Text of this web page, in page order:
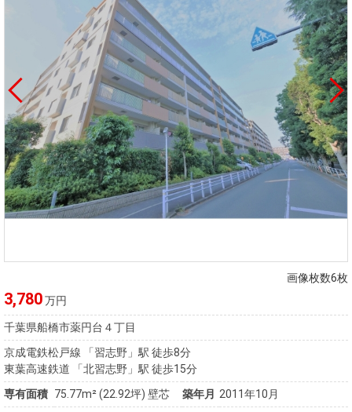
画像枚数6枚
3,780万円
千葉県船橋市薬円台４丁目
京成電鉄松戸線 「習志野」駅 徒歩8分
東葉高速鉄道 「北習志野」駅 徒歩15分
専有面積 75.77m²(22.92坪) 壁芯 築年月 2011年10月